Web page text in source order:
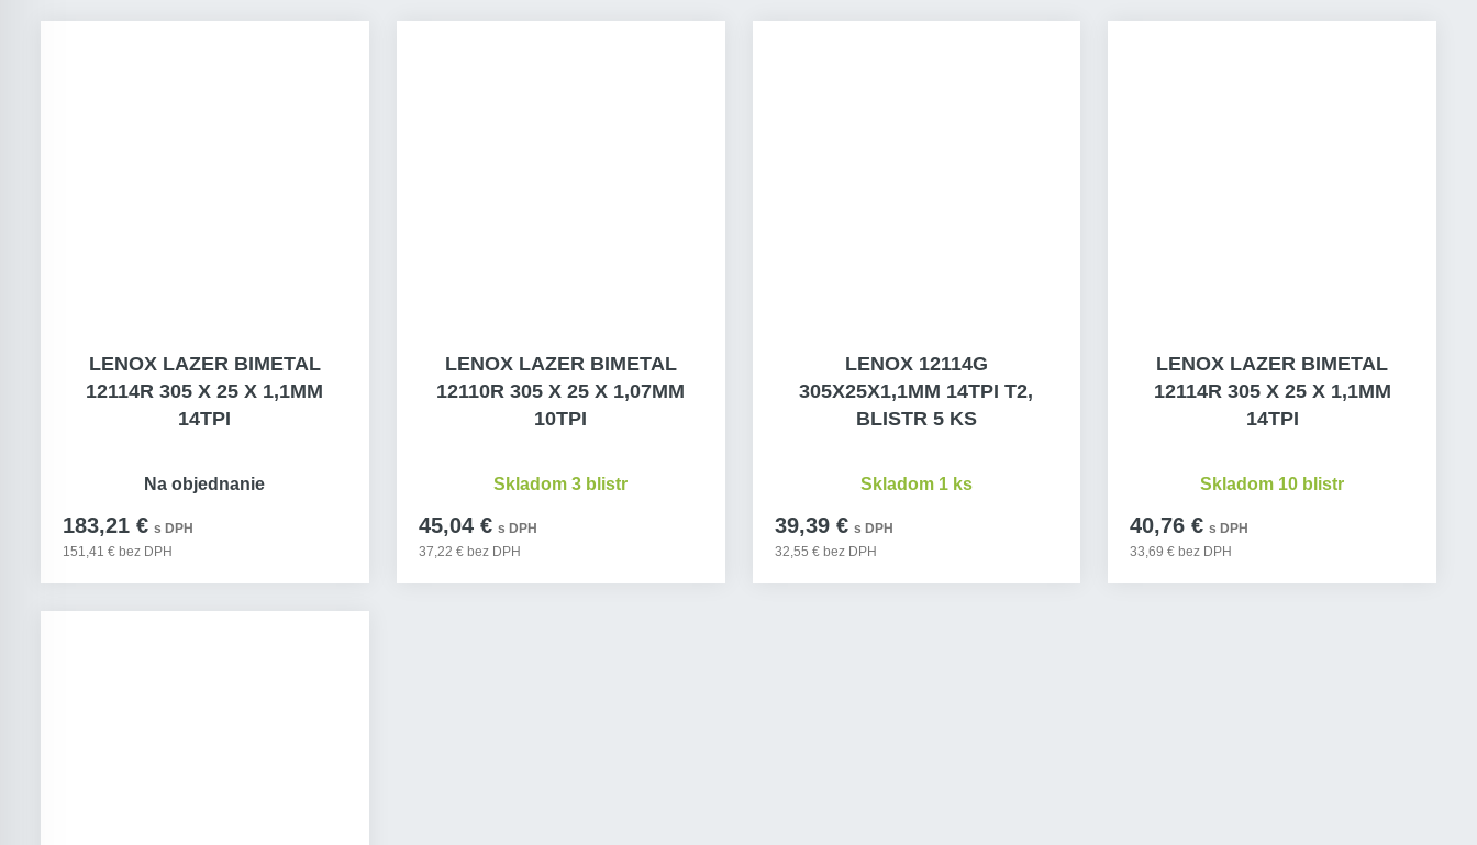
LENOX LAZER BIMETAL
12114R 305 X 25 X 1,1MM
14TPI
183,21 € s DPH
151,41 € bez DPH
Na objednanie
LENOX LAZER BIMETAL
12110R 305 X 25 X 1,07MM
10TPI
45,04 € s DPH
37,22 € bez DPH
Skladom 3 blistr
LENOX 12114G
305X25X1,1MM 14TPI T2,
BLISTR 5 KS
39,39 € s DPH
32,55 € bez DPH
Skladom 1 ks
LENOX LAZER BIMETAL
12114R 305 X 25 X 1,1MM
14TPI
40,76 € s DPH
33,69 € bez DPH
Skladom 10 blistr